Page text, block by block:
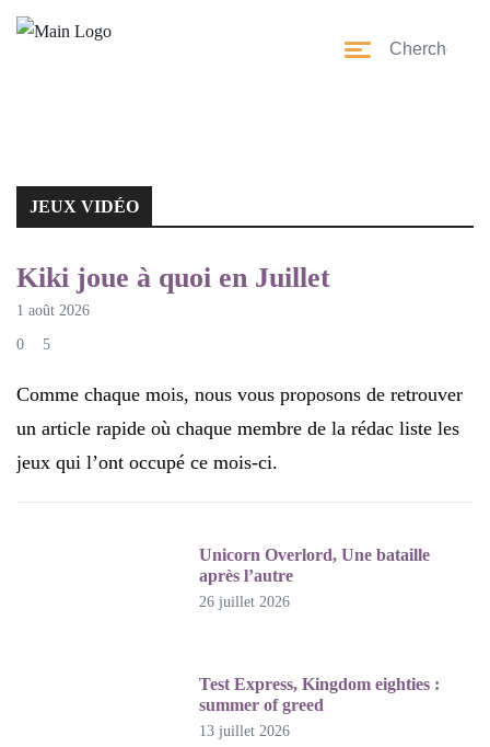
JEUX VIDÉO
JEUX VIDÉO
Kiki joue à quoi en Juillet
1 août 2026
0 5
Comme chaque mois, nous vous proposons de retrouver
un article rapide où chaque membre de la rédac liste les
jeux qui l’ont occupé ce mois-ci.
Unicorn Overlord, Une bataille
après l’autre
26 juillet 2026
Test Express, Kingdom eighties :
summer of greed
13 juillet 2026